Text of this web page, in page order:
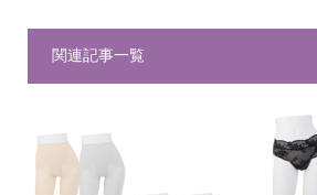
関連記事一覧